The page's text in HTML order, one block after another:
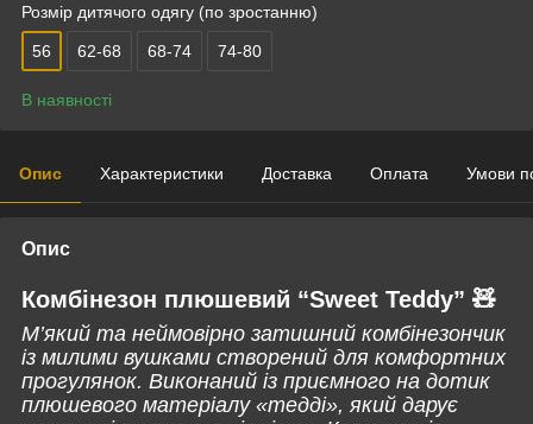
Розмір дитячого одягу (по зростанню)
56 62-68 68-74 74-80
В наявності
Опис Характеристики Доставка Оплата Умови
Опис
Комбінезон плюшевий “Sweet Teddy” 🧸
М’який та неймовірно затишний комбінезончик
із милими вушками створений для комфортних
прогулянок. Виконаний із приємного на дотик
плюшевого матеріалу «тедді», який дарує